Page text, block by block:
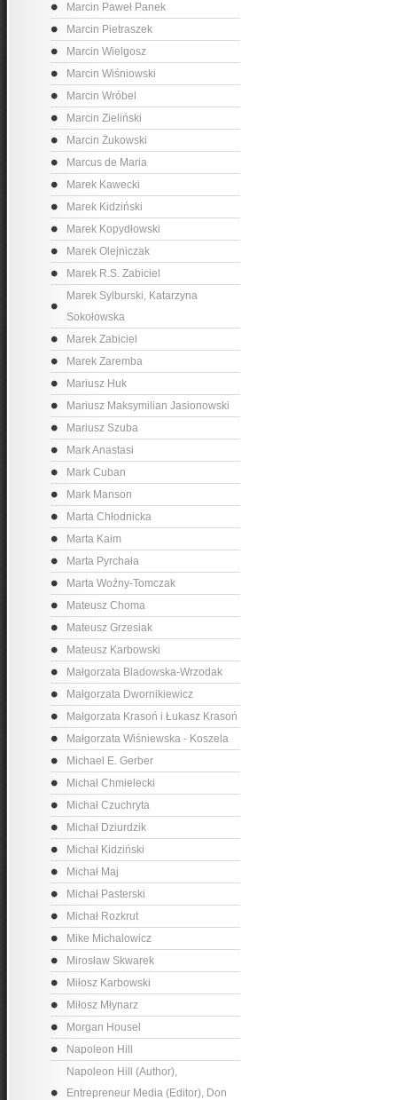
Marcin Paweł Panek
Marcin Pietraszek
Marcin Wielgosz
Marcin Wiśniowski
Marcin Wróbel
Marcin Zieliński
Marcin Żukowski
Marcus de Maria
Marek Kawecki
Marek Kidziński
Marek Kopydłowski
Marek Olejniczak
Marek R.S. Zabiciel
Marek Sylburski, Katarzyna
Sokołowska
Marek Zabiciel
Marek Zaremba
Mariusz Huk
Mariusz Maksymilian Jasionowski
Mariusz Szuba
Mark Anastasi
Mark Cuban
Mark Manson
Marta Chłodnicka
Marta Kaim
Marta Pyrchała
Marta Woźny-Tomczak
Mateusz Choma
Mateusz Grzesiak
Mateusz Karbowski
Małgorzata Bladowska-Wrzodak
Małgorzata Dwornikiewicz
Małgorzata Krasoń i Łukasz Krasoń
Małgorzata Wiśniewska - Koszela
Michael E. Gerber
Michał Chmielecki
Michał Czuchryta
Michał Dziurdzik
Michał Kidziński
Michał Maj
Michał Pasterski
Michał Rozkrut
Mike Michalowicz
Mirosław Skwarek
Miłosz Karbowski
Miłosz Młynarz
Morgan Housel
Napoleon Hill
Napoleon Hill (Author),
Entrepreneur Media (Editor), Don